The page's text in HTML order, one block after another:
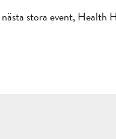
stora event, Health